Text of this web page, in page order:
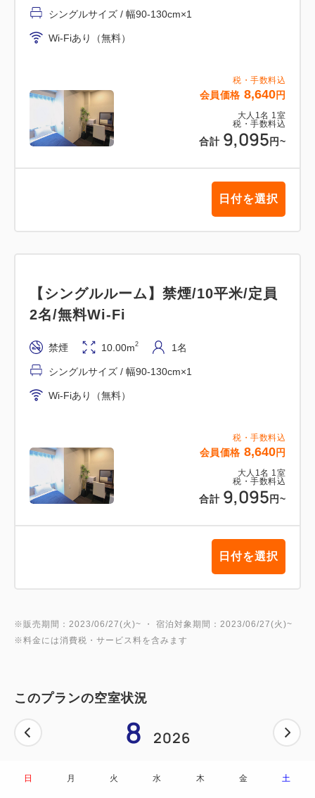
税・手数料込
会員価格 8,640円
大人 1 名 1 室
税・手数料込
合計 9,095 円~
シングルサイズ / 幅90-130cm×1
Wi-Fiあり（無料）
日付を選択
税・手数料込
会員価格 8,640円
大人 1 名 1 室
税・手数料込
合計 9,095 円~
【シングルルーム】禁煙/10平米/定員
2名/無料Wi-Fi
禁煙 10.00m2 1名
シングルサイズ / 幅90-130cm×1
Wi-Fiあり（無料）
日付を選択
※販売期間：2023/06/27(火)~ ・ 宿泊対象期間：2023/06/27(火)~
※料金には消費税・サービス料を含みます
このプランの空室状況
8 2026
日 月 火 水 木 金 土